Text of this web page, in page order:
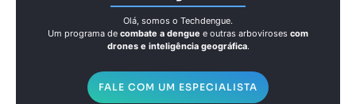
Olá, somos o Techdengue.
Um programa de combate a dengue e outras arboviroses com
drones e inteligência geográfica.
FALE COM UM ESPECIALISTA